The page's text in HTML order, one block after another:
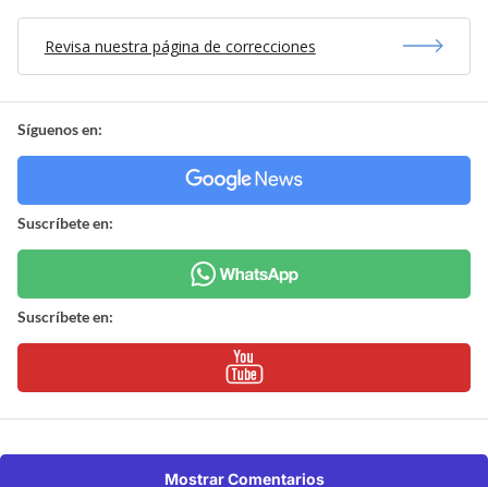
Revisa nuestra página de correcciones
Síguenos en:
Suscríbete en:
Suscríbete en:
Mostrar Comentarios